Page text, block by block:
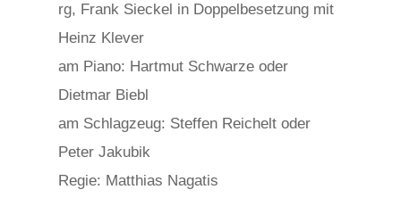
osteopathe-nyon-cabinet-monney
rg, Frank Sieckel in Doppelbesetzung mit
Heinz Klever
am Piano: Hartmut Schwarze oder
Dietmar Biebl
am Schlagzeug: Steffen Reichelt oder
Peter Jakubik
Regie: Matthias Nagatis